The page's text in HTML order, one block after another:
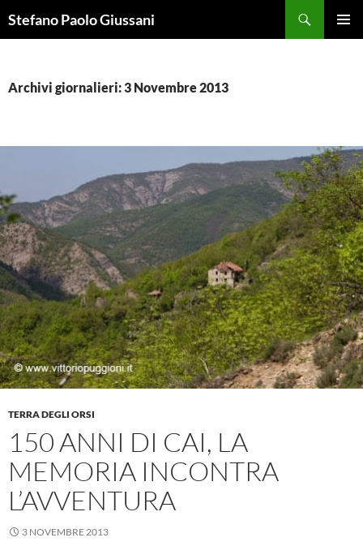
alStefano Paolo Giussani
Archivi giornalieri: 3 Novembre 2013
TERRA DEGLI ORSI
150 ANNI DI CAI, LA
MEMORIA INCONTRA
L’AVVENTURA
3 NOVEMBRE 2013